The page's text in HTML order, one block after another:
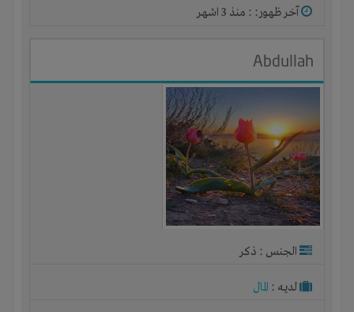
آخر ظهور: : منذ 3 اشهر
Abdullah
الجنس : ذكر
لديـه : المال